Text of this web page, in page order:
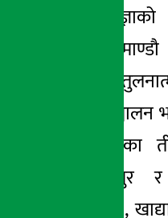
काठमाडौँ ।
आज मंगलबार
तीनै जिल्लाहरुमा
सवारीसाधन कम
काठमाण्डौ उपत्यकाका
काठमाण्डौ, ललितपुर
अत्यावश्यक सेवाका ,